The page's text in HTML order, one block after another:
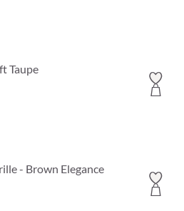
Taupe
- Brown Elegance